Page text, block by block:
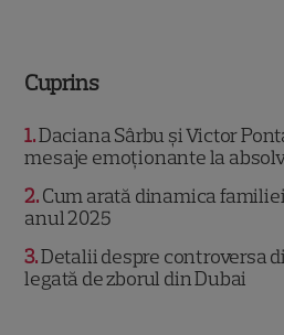
Cuprins
1 Daciana Sârbu și Victor
mesaje emoționante la
2 Cum arată dinamica
anul 2025
3 Detalii despre controversa
legată de zborul din Dubai